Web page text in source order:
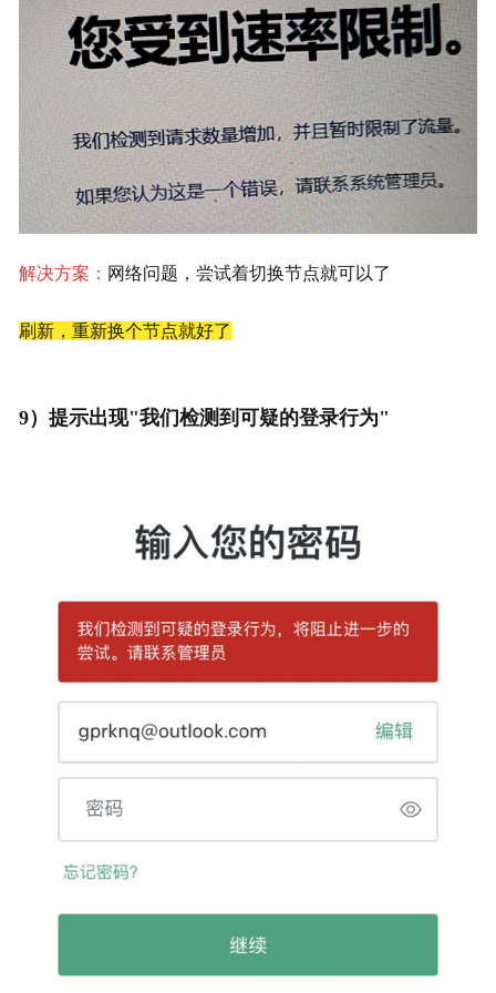
解决方案： 网络问题，尝试着切换节点就可以了
刷新，重新换个节点就好了
9）提示出现"我们检测到可疑的登录行为"